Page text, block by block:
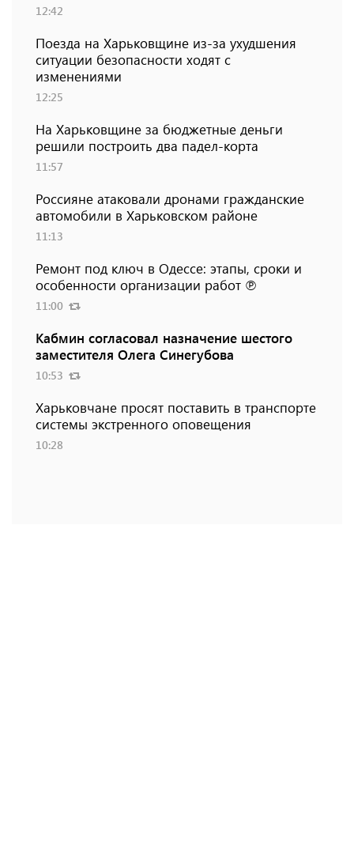
12:42
Поезда на Харьковщине из-за ухудшения
ситуации безопасности ходят с
изменениями
12:25
На Харьковщине за бюджетные деньги
решили построить два падел-корта
11:57
Россияне атаковали дронами гражданские
автомобили в Харьковском районе
11:13
Ремонт под ключ в Одессе: этапы, сроки и
особенности организации работ ℗
11:00
Кабмин согласовал назначение шестого
заместителя Олега Синегубова
10:53
Харьковчане просят поставить в транспорте
системы экстренного оповещения
10:28